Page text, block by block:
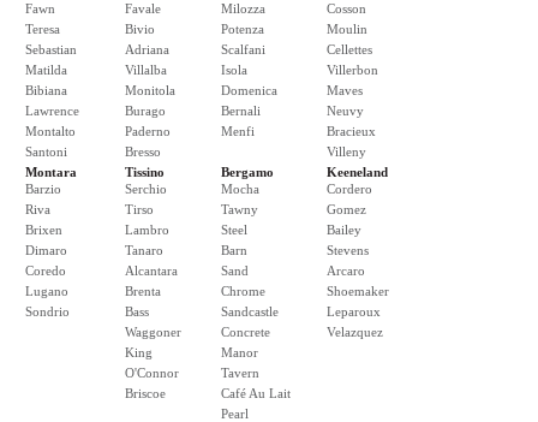
Fawn
Teresa
Sebastian
Matilda
Bibiana
Lawrence
Montalto
Santoni
Favale
Bivio
Adriana
Villalba
Monitola
Burago
Paderno
Bresso
Milozza
Potenza
Scalfani
Isola
Domenica
Bernali
Menfi
Cosson
Moulin
Cellettes
Villerbon
Maves
Neuvy
Bracieux
Villeny
Montara
Barzio
Riva
Brixen
Dimaro
Coredo
Lugano
Sondrio
Tissino
Serchio
Tirso
Lambro
Tanaro
Alcantara
Brenta
Bass
Waggoner
King
O'Connor
Briscoe
Bergamo
Mocha
Tawny
Steel
Barn
Sand
Chrome
Sandcastle
Concrete
Manor
Tavern
Café Au Lait
Pearl
Keeneland
Cordero
Gomez
Bailey
Stevens
Arcaro
Shoemaker
Leparoux
Velazquez